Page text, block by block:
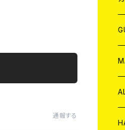
通報する